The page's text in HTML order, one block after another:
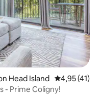
Head Island Vlerësimi
4,95 (41)
- Prime Coligny!